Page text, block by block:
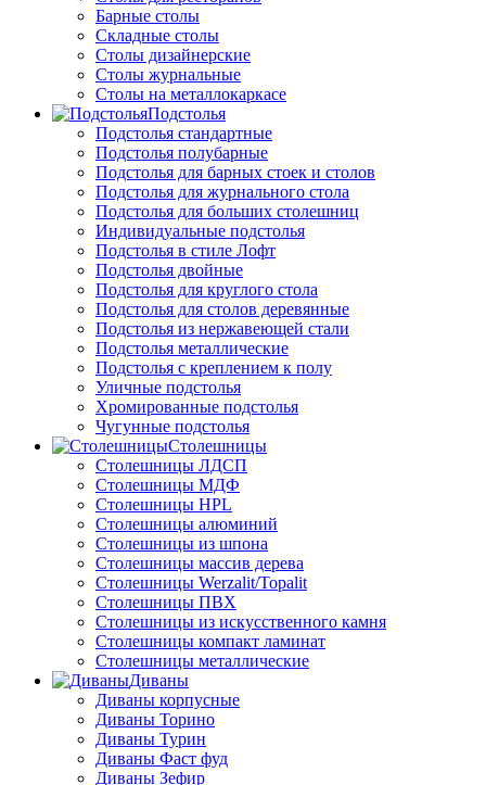
Барные столы
Складные столы
Столы дизайнерские
Столы журнальные
Столы на металлокаркасе
Подстолья
Подстолья стандартные
Подстолья полубарные
Подстолья для барных стоек и столов
Подстолья для журнального стола
Подстолья для больших столешниц
Индивидуальные подстолья
Подстолья в стиле Лофт
Подстолья двойные
Подстолья для круглого стола
Подстолья для столов деревянные
Подстолья из нержавеющей стали
Подстолья металлические
Подстолья с креплением к полу
Уличные подстолья
Хромированные подстолья
Чугунные подстолья
Столешницы
Столешницы ЛДСП
Столешницы МДФ
Столешницы HPL
Столешницы алюминий
Столешницы из шпона
Столешницы массив дерева
Столешницы Werzalit/Topalit
Столешницы ПВХ
Столешницы из искусственного камня
Столешницы компакт ламинат
Столешницы металлические
Диваны
Диваны корпусные
Диваны Торино
Диваны Турин
Диваны Фаст фуд
Диваны Зефир